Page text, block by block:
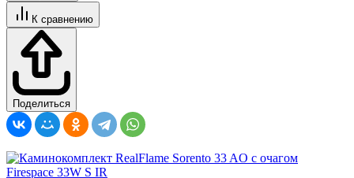
К сравнению
Поделиться